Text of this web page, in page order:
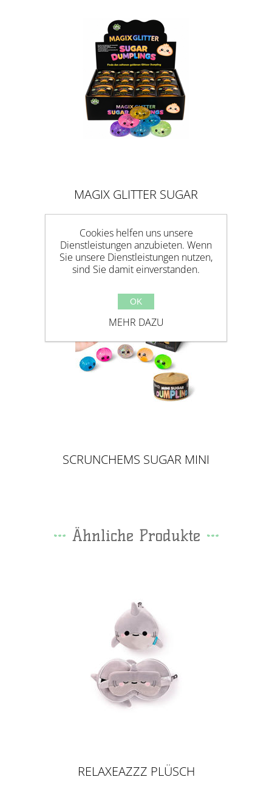
MAGIX GLITTER SUGAR
SCRUNCHEMS SUGAR MINI
Ähnliche Produkte
RELAXEAZZZ PLÜSCH
Cookies helfen uns unsere
Dienstleistungen anzubieten. Wenn
Sie unsere Dienstleistungen nutzen,
sind Sie damit einverstanden.
OK
MEHR DAZU